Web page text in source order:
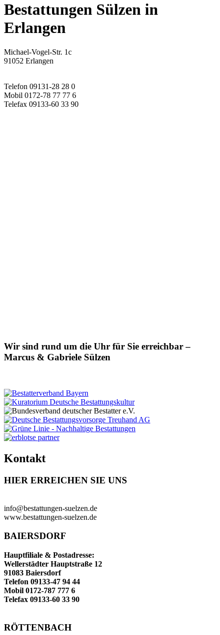
Bestattungen Sülzen in
Erlangen
Michael-Vogel-Str. 1c
91052 Erlangen
Telefon 09131-28 28 0
Mobil 0172-78 77 77 6
Telefax 09133-60 33 90
Wir sind rund um die Uhr für Sie erreichbar –
Marcus & Gabriele Sülzen
Kontakt
HIER ERREICHEN SIE UNS
info@bestattungen-suelzen.de
www.bestattungen-suelzen.de
BAIERSDORF
Hauptfiliale & Postadresse:
Wellerstädter Hauptstraße 12
91083 Baiersdorf
Telefon 09133-47 94 44
Mobil 0172-787 777 6
Telefax 09133-60 33 90
RÖTTENBACH